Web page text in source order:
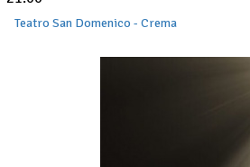
Teatro San Domenico - Crema